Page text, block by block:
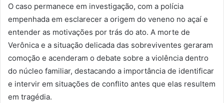
O caso permanece em investigação, com a polícia
empenhada em esclarecer a origem do veneno no açaí e
entender as motivações por trás do ato. A morte de
Verônica e a situação delicada das sobreviventes geraram
comoção e acenderam o debate sobre a violência dentro
do núcleo familiar, destacando a importância de identificar
e intervir em situações de conflito antes que elas resultem
em tragédia.